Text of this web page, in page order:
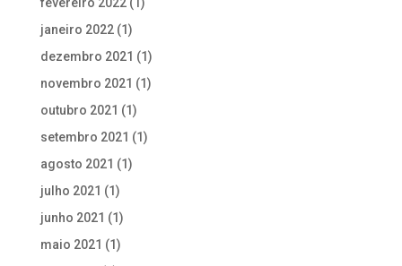
janeiro 2022(1)
dezembro 2021 (1)
novembro 2021 (1)
outubro 2021 (1)
setembro 2021 (1)
agosto 2021 (1)
julho 2021 (1)
junho 2021 (1)
maio 2021 (1)